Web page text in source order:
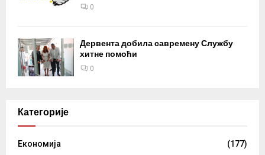
0
Дервента добила савремену Службу
хитне помоћи
0
Категорије
Eкономија
(177)